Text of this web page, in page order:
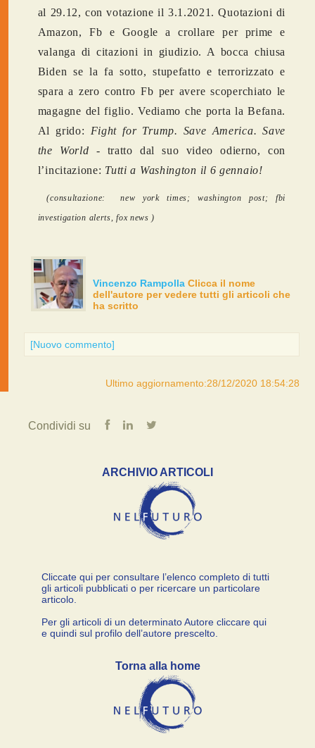
al 29.12, con votazione il 3.1.2021. Quotazioni di
Amazon, Fb e Google a crollare per prime e
valanga di citazioni in giudizio. A bocca chiusa
Biden se la fa sotto, stupefatto e terrorizzato e
spara a zero contro Fb per avere scoperchiato le
magagne del figlio. Vediamo che porta la Befana.
Al grido: Fight for Trump. Save America. Save
the World - tratto dal suo video odierno, con
l’incitazione: Tutti a Washington il 6 gennaio!
(consultazione: new york times; washington post; fbi
investigation alerts, fox news )
Vincenzo Rampolla Clicca il nome
dell'autore per vedere tutti gli articoli che
ha scritto
[Nuovo commento]
Ultimo aggiornamento:28/12/2020 18:54:28
Condividi su
ARCHIVIO ARTICOLI
Cliccate qui per consultare l’elenco completo di tutti
gli articoli pubblicati o per ricercare un particolare
articolo.
Per gli articoli di un determinato Autore cliccare qui
e quindi sul profilo dell’autore prescelto.
Torna alla home